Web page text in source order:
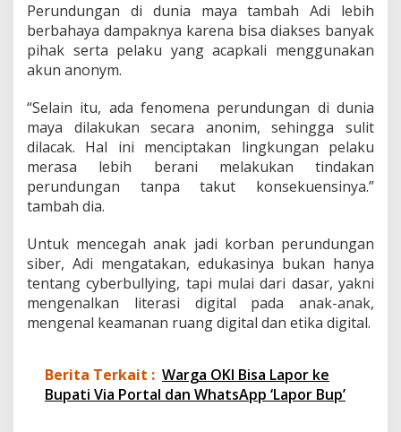
Perundungan di dunia maya tambah Adi lebih
berbahaya dampaknya karena bisa diakses banyak
pihak serta pelaku yang acapkali menggunakan
akun anonym.
“Selain itu, ada fenomena perundungan di dunia
maya dilakukan secara anonim, sehingga sulit
dilacak. Hal ini menciptakan lingkungan pelaku
merasa lebih berani melakukan tindakan
perundungan tanpa takut konsekuensinya.”
tambah dia.
Untuk mencegah anak jadi korban perundungan
siber, Adi mengatakan, edukasinya bukan hanya
tentang cyberbullying, tapi mulai dari dasar, yakni
mengenalkan literasi digital pada anak-anak,
mengenal keamanan ruang digital dan etika digital.
Berita Terkait : Warga OKI Bisa Lapor ke
Bupati Via Portal dan WhatsApp ‘Lapor Bup’